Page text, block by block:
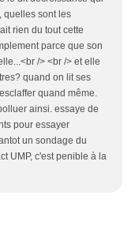
quelles sont les
rien du tout cette
parce que son
/> <br /> et elle
quand on lit ses
quand même.
ainsi. essaye de
pour essayer
un sondage du
UMP, c'est penible à la